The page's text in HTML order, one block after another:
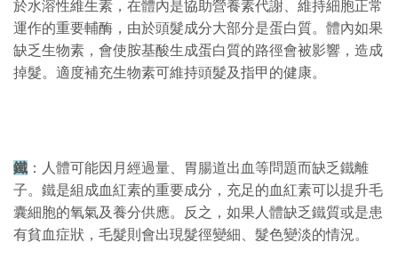
於水溶性維生素，在體內是協助營養素代謝、維持細胞正常
運作的重要輔酶，由於頭髮成分大部分是蛋白質。體內如果
缺乏生物素，會使胺基酸生成蛋白質的路徑會被影響，造成
掉髮。適度補充生物素可維持頭髮及指甲的健康。
鐵 ：人體可能因月經過量、胃腸道出血等問題而缺乏鐵離
子。鐵是組成血紅素的重要成分，充足的血紅素可以提升毛
囊細胞的氧氣及養分供應。反之，如果人體缺乏鐵質或是患
有貧血症狀，毛髮則會出現髮徑變細、髮色變淡的情況。